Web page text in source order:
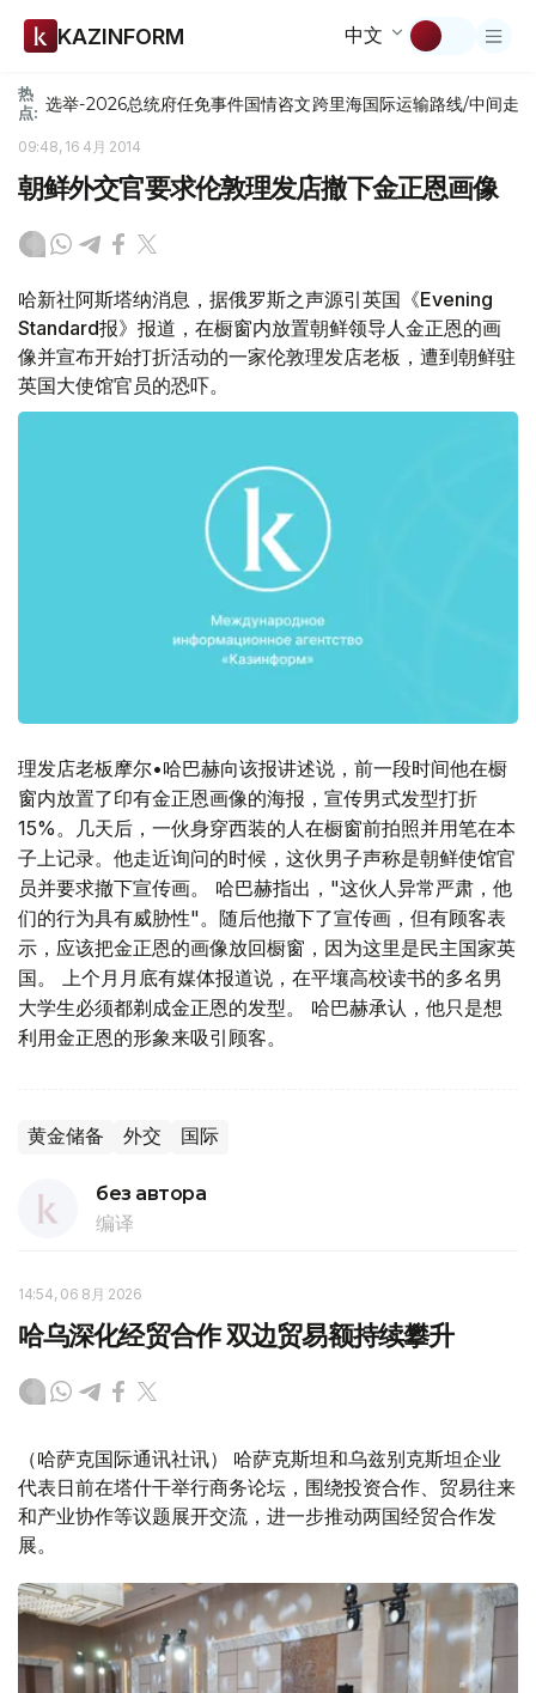
KAZINFORM 中文
热
点: 选举-2026总统府任免事件国情咨文跨里海国际运输路线/中间走廊
09:48, 16 4月 2014
朝鲜外交官要求伦敦理发店撤下金正恩画像
哈新社阿斯塔纳消息，据俄罗斯之声源引英国《Evening
Standard报》报道，在橱窗内放置朝鲜领导人金正恩的画
像并宣布开始打折活动的一家伦敦理发店老板，遭到朝鲜驻
英国大使馆官员的恐吓。
理发店老板摩尔•哈巴赫向该报讲述说，前一段时间他在橱
窗内放置了印有金正恩画像的海报，宣传男式发型打折
15%。几天后，一伙身穿西装的人在橱窗前拍照并用笔在本
子上记录。他走近询问的时候，这伙男子声称是朝鲜使馆官
员并要求撤下宣传画。 哈巴赫指出，"这伙人异常严肃，他
们的行为具有威胁性"。随后他撤下了宣传画，但有顾客表
示，应该把金正恩的画像放回橱窗，因为这里是民主国家英
国。 上个月月底有媒体报道说，在平壤高校读书的多名男
大学生必须都剃成金正恩的发型。 哈巴赫承认，他只是想
利用金正恩的形象来吸引顾客。
黄金储备 外交 国际
без автора
编译
14:54, 06 8月 2026
哈乌深化经贸合作 双边贸易额持续攀升
（哈萨克国际通讯社讯） 哈萨克斯坦和乌兹别克斯坦企业
代表日前在塔什干举行商务论坛，围绕投资合作、贸易往来
和产业协作等议题展开交流，进一步推动两国经贸合作发
展。